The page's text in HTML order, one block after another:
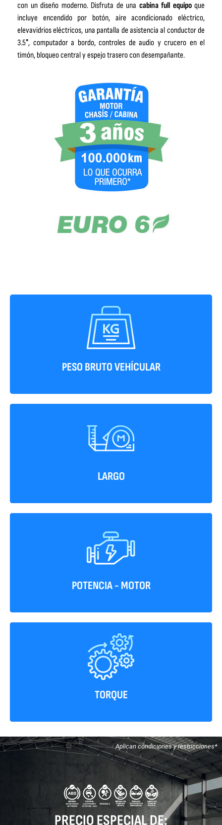
con un diseño moderno. Disfruta de una cabina full equipoque
incluye encendido por botón, aire acondicionado eléctrico,
elevavidrios eléctricos, una pantalla de asistencia al conductor de
3.5″, computador a bordo, controles de audio y crucero en el
timón, bloqueo central y espejo trasero con desempañante.
PESO BRUTO VEHÍCULAR
2980 kg
LARGO
5340 mm
POTENCIA - MOTOR
161 Hp
TORQUE
390 Nm
Aplican condiciones y restricciones*
PRECIO ESPECIAL DE: